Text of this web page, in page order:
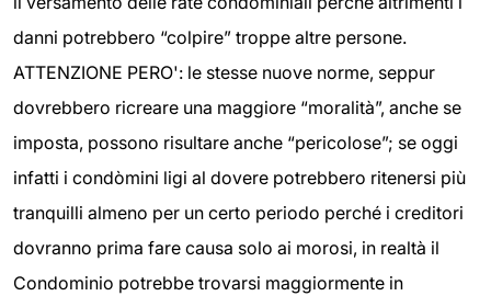
danni potrebbero “colpire” troppe altre persone.
ATTENZIONE PERO': le stesse nuove norme, seppur
dovrebbero ricreare una maggiore “moralità”, anche se
imposta, possono risultare anche “pericolose”; se oggi
infatti i condòmini ligi al dovere potrebbero ritenersi più
tranquilli almeno per un certo periodo perché i creditori
dovranno prima fare causa solo ai morosi, in realtà il
Condominio potrebbe trovarsi maggiormente in